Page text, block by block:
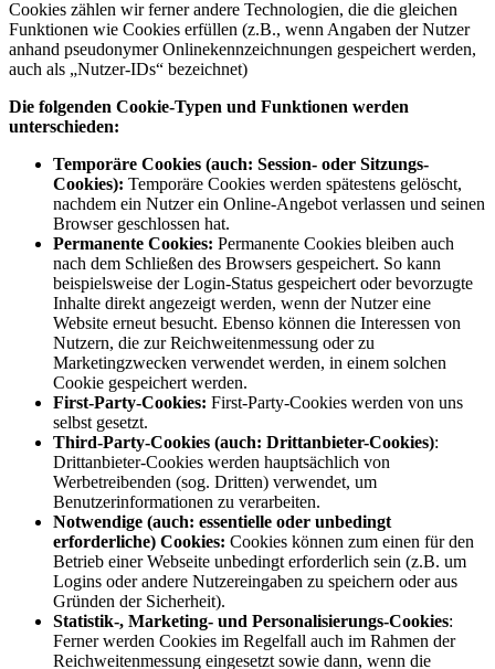
Cookies zählen wir ferner andere Technologien, die die gleichen
Funktionen wie Cookies erfüllen (z.B., wenn Angaben der Nutzer
anhand pseudonymer Onlinekennzeichnungen gespeichert werden,
auch als „Nutzer-IDs“ bezeichnet)
Die folgenden Cookie-Typen und Funktionen werden
unterschieden:
Temporäre Cookies (auch: Session- oder Sitzungs-
Cookies): Temporäre Cookies werden spätestens gelöscht,
nachdem ein Nutzer ein Online-Angebot verlassen und seinen
Browser geschlossen hat.
Permanente Cookies: Permanente Cookies bleiben auch
nach dem Schließen des Browsers gespeichert. So kann
beispielsweise der Login-Status gespeichert oder bevorzugte
Inhalte direkt angezeigt werden, wenn der Nutzer eine
Website erneut besucht. Ebenso können die Interessen von
Nutzern, die zur Reichweitenmessung oder zu
Marketingzwecken verwendet werden, in einem solchen
Cookie gespeichert werden.
First-Party-Cookies: First-Party-Cookies werden von uns
selbst gesetzt.
Third-Party-Cookies (auch: Drittanbieter-Cookies):
Drittanbieter-Cookies werden hauptsächlich von
Werbetreibenden (sog. Dritten) verwendet, um
Benutzerinformationen zu verarbeiten.
Notwendige (auch: essentielle oder unbedingt
erforderliche) Cookies: Cookies können zum einen für den
Betrieb einer Webseite unbedingt erforderlich sein (z.B. um
Logins oder andere Nutzereingaben zu speichern oder aus
Gründen der Sicherheit).
Statistik-, Marketing- und Personalisierungs-Cookies:
Ferner werden Cookies im Regelfall auch im Rahmen der
Reichweitenmessung eingesetzt sowie dann, wenn die